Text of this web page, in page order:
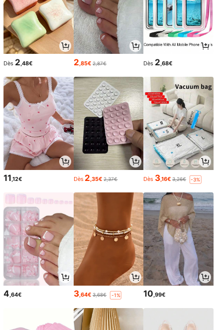
Dès 2 ,48€ 2 ,85€ 2,87€ Dès 2 ,68€
11,12€ Dès 2,35€ 2,37€ Dès 3,16€ 3,26€ -3%
4,64€ 3,64€ 3,68€ -1% 10,99€